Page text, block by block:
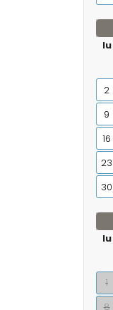
lu
2
9
16
23
30
lu
1
8